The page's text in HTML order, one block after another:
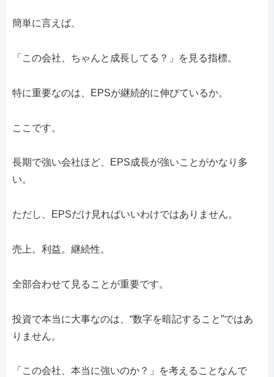
簡単に言えば、
「この会社、ちゃんと成長してる？」を見る指標。
特に重要なのは、EPSが継続的に伸びているか。
ここです。
長期で強い会社ほど、EPS成長が強いことがかなり多
い。
ただし、EPSだけ見ればいいわけではありません。
売上。利益。継続性。
全部合わせて見ることが重要です。
投資で本当に大事なのは、“数字を暗記すること”ではあ
りません。
「この会社、本当に強いのか？」を考えることなんで